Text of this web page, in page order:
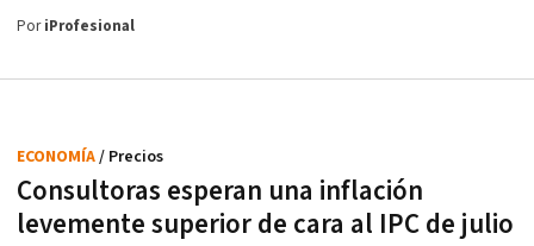
PoriProfesional
Consultoras esperan una inflación
levemente superior de cara al IPC de julio
ECONOMÍA/ Precios